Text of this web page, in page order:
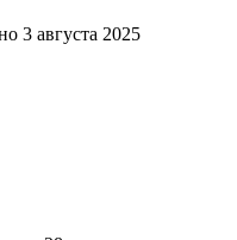
3 августа 2025